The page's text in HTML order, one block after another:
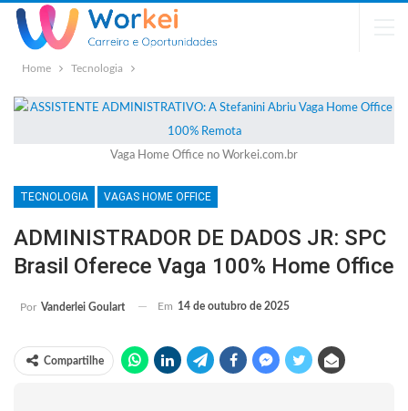
Home Tecnologia
Vaga Home Office no Workei.com.br
TECNOLOGIA VAGAS HOME OFFICE
ADMINISTRADOR DE DADOS JR: SPC
Brasil Oferece Vaga 100% Home Office
Por Vanderlei Goulart Em 14 de outubro de 2025
Compartilhe